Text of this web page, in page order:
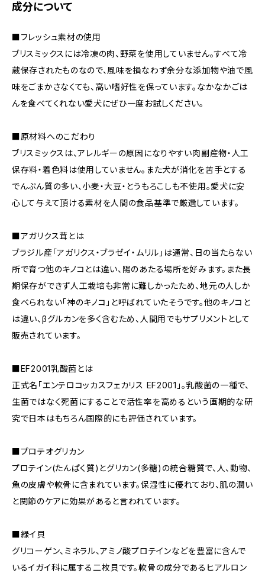
成分について
■フレッシュ素材の使用
ブリスミックスには冷凍の肉、野菜を使用していません。すべて冷
蔵保存されたものなので、風味を損なわず余分な添加物や油で風
味をごまかさなくても、高い嗜好性を保っています。なかなかごは
んを食べてくれない愛犬にぜひ一度お試しください。
■原材料へのこだわり
ブリスミックスは、アレルギーの原因になりやすい肉副産物・人工
保存料・着色料は使用していません。また犬が消化を苦手とする
でんぷん質の多い、小麦・大豆・とうもろこしも不使用。愛犬に安
心して与えて頂ける素材を人間の食品基準で厳選しています。
■アガリクス茸とは
ブラジル産「アガリクス・ブラゼイ・ムリル」は通常、日の当たらない
所で育つ他のキノコとは違い、陽のあたる場所を好みます。また長
期保存ができず人工栽培も非常に難しかったため、地元の人しか
食べられない「神のキノコ」と呼ばれていたそうです。他のキノコと
は違い、βグルカンを多く含むため、人間用でもサプリメントとして
販売されています。
■EF2001乳酸菌とは
正式名「エンテロコッカスフェカリス EF2001」。乳酸菌の一種で、
生菌ではなく死菌にすることで活性率を高めるという画期的な研
究で日本はもちろん国際的にも評価されています。
■プロテオグリカン
プロテイン(たんぱく質)とグリカン(多糖)の統合糖質で、人、動物、
魚の皮膚や軟骨に含まれています。保湿性に優れており、肌の潤い
と関節のケアに効果があると言われています。
■緑イ貝
グリコーゲン、ミネラル、アミノ酸プロテインなどを豊富に含んで
いるイガイ科に属する二枚貝です。軟骨の成分であるヒアルロン